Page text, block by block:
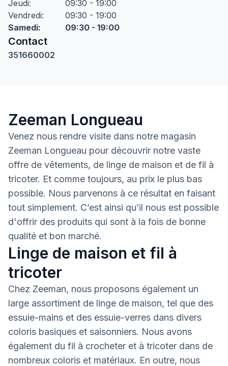
Jeudi:
09:30 - 19:00
Vendredi:
09:30 - 19:00
Samedi: 09:30 - 19:00
Contact
351660002
Zeeman Longueau
Venez nous rendre visite dans notre magasin
Zeeman Longueau pour découvrir notre vaste
offre de vêtements, de linge de maison et de fil à
tricoter. Et comme toujours, au prix le plus bas
possible. Nous parvenons à ce résultat en faisant
tout simplement. C’est ainsi qu’il nous est possible
d'offrir des produits qui sont à la fois de bonne
qualité et bon marché.
Linge de maison et fil à
tricoter
Chez Zeeman, nous proposons également un
large assortiment de linge de maison, tel que des
essuie-mains et des essuie-verres dans divers
coloris basiques et saisonniers. Nous avons
également du fil à crocheter et à tricoter dans de
nombreux coloris et matériaux. En outre, nous